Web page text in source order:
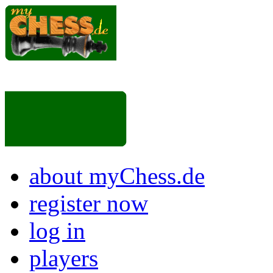
about myChess.de
register now
log in
players